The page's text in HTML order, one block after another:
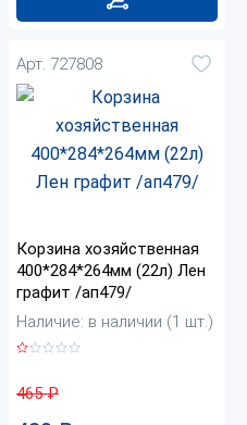
Арт. 727808
Корзина хозяйственная
400*284*264мм (22л) Лен
графит /ап479/
Наличие: в наличии (1 шт.)
465₽